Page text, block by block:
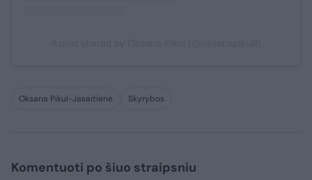
Oksana Pikul-Jasaitienė Skyrybos
Komentuoti po šiuo straipsniu